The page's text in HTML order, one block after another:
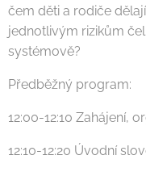
čem děti a rodiče
jednotlivým rizikům
systémově?
Předběžný program:
12:00-12:10 Zahájení,
12:10-12:20 Úvodní